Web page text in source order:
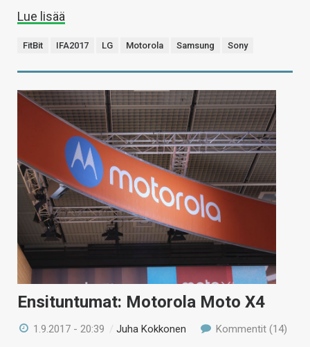
Lue lisää
FitBit IFA2017 LG Motorola Samsung Sony
Ensituntumat: Motorola Moto X4
1.9.2017 - 20:39 /Juha Kokkonen Kommentit (14)